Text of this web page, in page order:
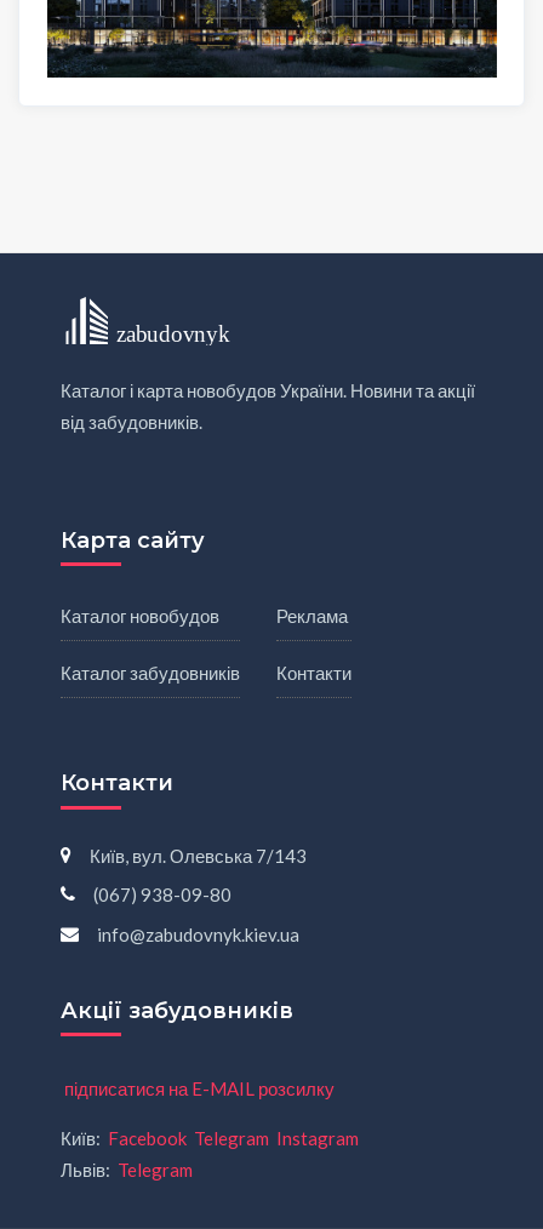
Каталог і карта новобудов України. Новини та акції
від забудовників.
Карта сайту
Каталог новобудов
Каталог забудовників
Реклама
Контакти
Контакти
Київ, вул. Олевська 7/143
(067) 938-09-80
info@zabudovnyk.kiev.ua
Акції забудовників
підписатися на E-MAIL розсилку
Київ: Facebook Telegram Instagram
Львів: Telegram